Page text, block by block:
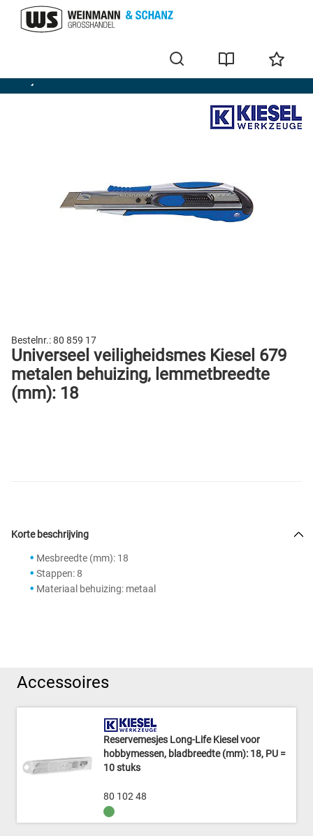
Snijmes
Bestelnr.:80 859 17
Universeel veiligheidsmes Kiesel 679
metalen behuizing, lemmetbreedte
(mm): 18
Korte beschrijving
Mesbreedte (mm): 18
Stappen: 8
Materiaal behuizing: metaal
Accessoires
80 102 48
Reservemesjes Long-Life Kiesel voor
hobbymessen, bladbreedte (mm): 18, PU =
10 stuks